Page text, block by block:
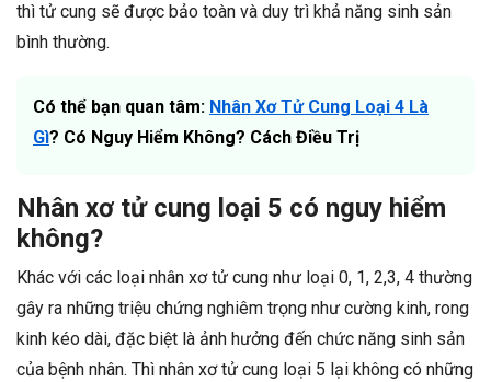
thì tử cung sẽ được bảo toàn và duy trì khả năng sinh sản
bình thường.
Có thể bạn quan tâm: Nhân Xơ Tử Cung Loại 4 Là
Gì? Có Nguy Hiểm Không? Cách Điều Trị
Nhân xơ tử cung loại 5 có nguy hiểm
không?
Khác với các loại nhân xơ tử cung như loại 0, 1, 2,3, 4 thường
gây ra những triệu chứng nghiêm trọng như cường kinh, rong
kinh kéo dài, đặc biệt là ảnh hưởng đến chức năng sinh sản
của bệnh nhân. Thì nhân xơ tử cung loại 5 lại không có những